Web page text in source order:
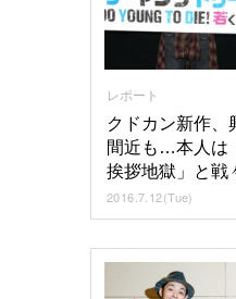
レポート
クドカン新作、
間近も…本人は
挨拶地獄」と戦
2016.7.12(Tue)